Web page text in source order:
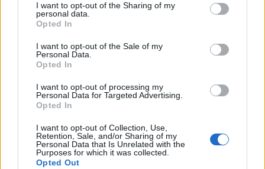
I want to opt-out of the Sharing of my
personal data.
Opted In
I want to opt-out of the Sale of my
Personal Data.
Opted In
I want to opt-out of processing my
Personal Data for Targeted Advertising.
Opted In
I want to opt-out of Collection, Use,
Retention, Sale, and/or Sharing of my
Personal Data that Is Unrelated with the
Purposes for which it was collected.
Opted Out
“Ekipi ynë do t’ju kontaktojë së shpejti për të
vazhduar me ndihmën që ju nevojitet. Jemi
këtu për t’ju udhëhequr në çdo hap – sepse zëri
juaj ka rëndësi për të ardhmen e Shqipërisë,”
Këto dy faqe kanë postuar 8 reklama në
fillimi i janarit 2025. Këto reklama janë
amplifikuar nga një kompani marketingu në
Tiranë e quajtur ‘1001 Solutions’ Shpk.